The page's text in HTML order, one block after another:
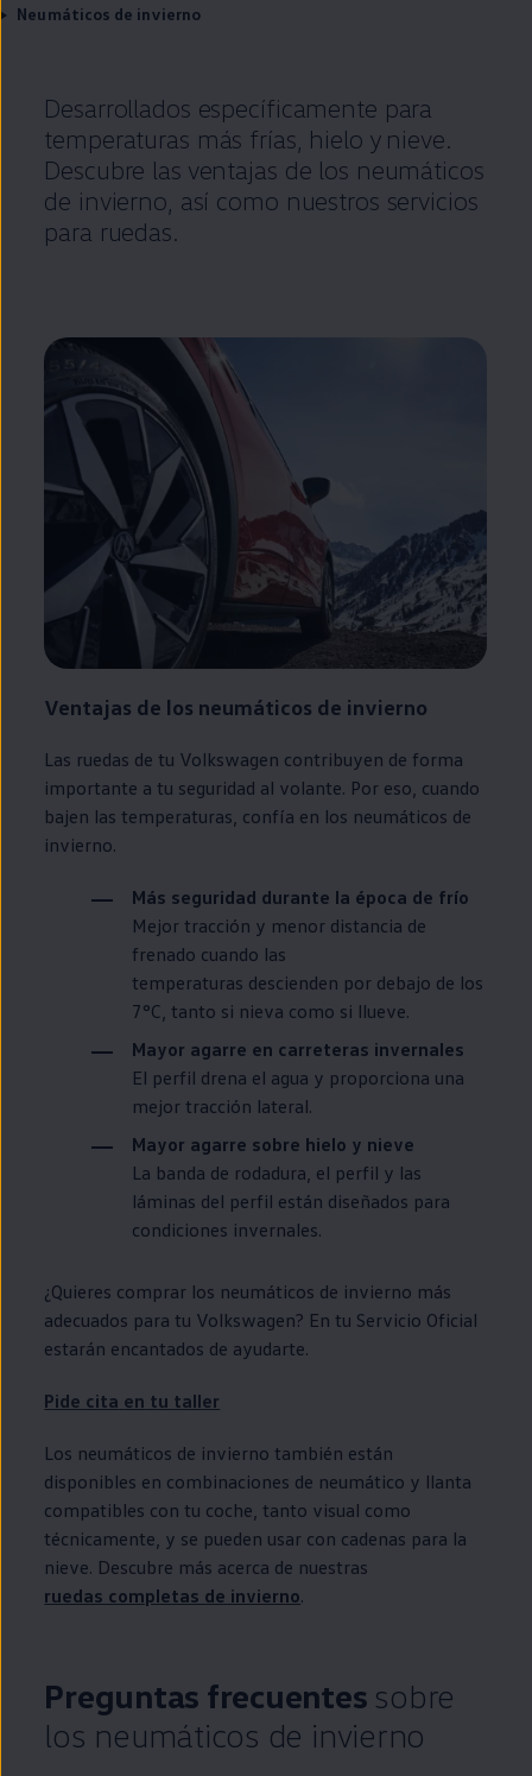
Neumáticos de invierno
Desarrollados específicamente para
temperaturas más frías, hielo y nieve.
Descubre las ventajas de los neumáticos
de invierno, así como nuestros servicios
para ruedas.
Ventajas de los neumáticos de invierno
Las ruedas de tu Volkswagen contribuyen de forma
importante a tu seguridad al volante. Por eso, cuando
bajen las temperaturas, confía en los neumáticos de
invierno.
Más seguridad durante la época de frío
Mejor tracción y menor distancia de
frenado cuando las
temperaturas descienden por debajo de los
7°C, tanto si nieva como si llueve.
Mayor agarre en carreteras invernales
El perfil drena el agua y proporciona una
mejor tracción lateral.
Mayor agarre sobre hielo y nieve
La banda de rodadura, el perfil y las
láminas del perfil están diseñados para
condiciones invernales.
¿Quieres comprar los neumáticos de invierno más
adecuados para tu Volkswagen? En tu Servicio Oficial
estarán encantados de ayudarte.
Pide cita en tu taller
Los neumáticos de invierno también están
disponibles en combinaciones de neumático y llanta
compatibles con tu coche, tanto visual como
técnicamente, y se pueden usar con cadenas para la
nieve. Descubre más acerca de nuestras
ruedas completas de invierno.
Preguntas frecuentes sobre
los neumáticos de invierno